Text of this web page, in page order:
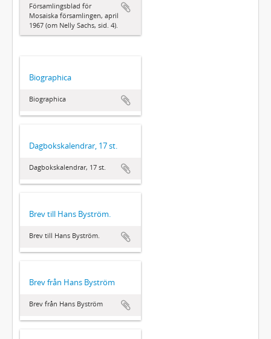
Församlingsblad för
Mosaiska församlingen, april
1967 (om Nelly Sachs, sid. 4).
Biographica
Biographica
Dagbokskalendrar, 17 st.
Dagbokskalendrar, 17 st.
Brev till Hans Byström.
Brev till Hans Byström.
Brev från Hans Byström
Brev från Hans Byström